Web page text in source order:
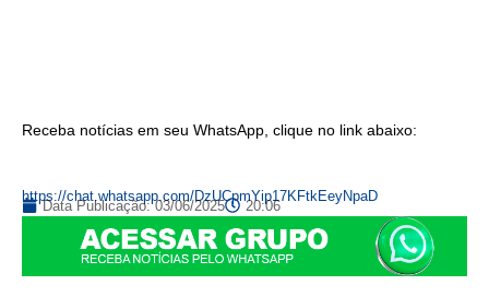
Receba notícias em seu WhatsApp, clique no link abaixo:
https://chat.whatsapp.com/DzUCpmYip17KFtkEeyNpaD
Data Publicação:03/06/2025 20:06